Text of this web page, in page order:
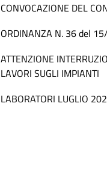
CONVOCAZIONE DEL
ORDINANZA N. 36 del
ATTENZIONE
LAVORI SUGLI IMPIANTI
LABORATORI LUGLIO